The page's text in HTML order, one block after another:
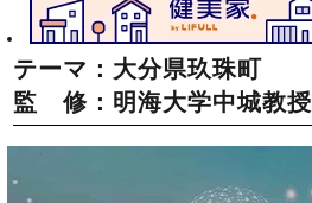
テーマ：大分県玖珠町
監 修：明海大学中城教授